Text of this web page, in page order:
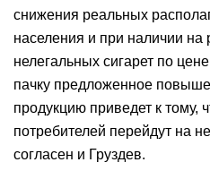
снижения реальных
населения и при наличии на
нелегальных сигарет по
пачку предложенное
продукцию приведет к тому,
потребителей перейдут на
согласен и Груздев.